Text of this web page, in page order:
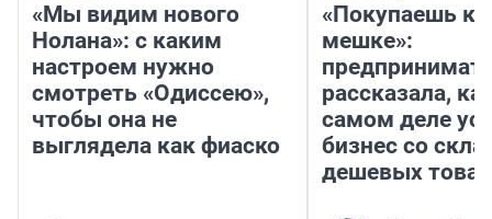
«Мы видим нового
Нолана»: с каким
настроем нужно
смотреть «Одиссею»,
чтобы она не
выглядела как фиаско
«Покупаешь
мешке»:
рассказала,
самом деле
бизнес со
дешевых